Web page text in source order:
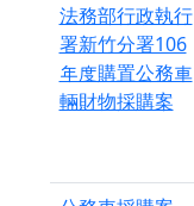
法務部行政執行
署新竹分署106
年度購置公務車
輛財物採購案